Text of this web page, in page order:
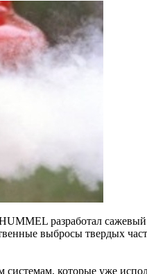
разработал
выбросы твердых
которые уже